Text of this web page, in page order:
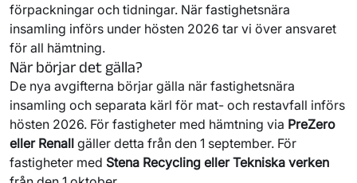
förpackningar och tidningar. När fastighetsnära
insamling införs under hösten 2026 tar vi över ansvaret
för all hämtning.
När börjar det gälla?
De nya avgifterna börjar gälla när fastighetsnära
insamling och separata kärl för mat- och restavfall införs
hösten 2026. För fastigheter med hämtning via PreZero
eller Renall gäller detta från den 1 september. För
fastigheter med Stena Recycling eller Tekniska verken